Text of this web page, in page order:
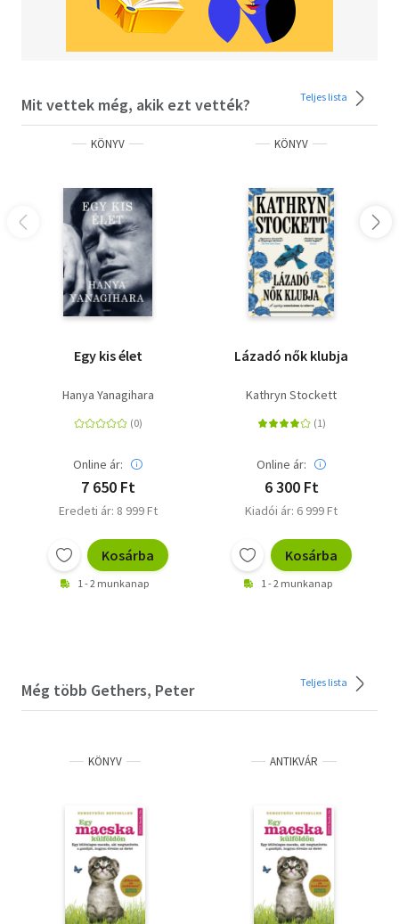
Mit vettek még, akik ezt vették? Teljes lista
KÖNYV
Egy kis élet
Hanya Yanagihara
Online ár:
7 650 Ft
Eredeti ár: 8 999 Ft
Kosárba
1 - 2 munkanap
KÖNYV
Lázadó nők klubja
Kathryn Stockett
Online ár:
6 300 Ft
Kiadói ár: 6 999 Ft
Kosárba
1 - 2 munkanap
Még több Gethers, Peter Teljes lista
KÖNYV ANTIKVÁR